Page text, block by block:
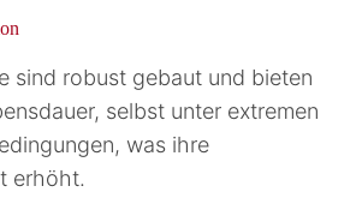
sind robust gebaut und bieten
selbst unter extremen
was ihre
erhöht.